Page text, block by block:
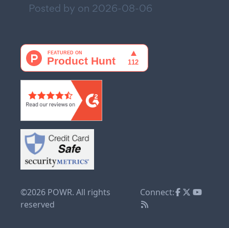
Posted by on 2026-08-06
©2026 POWR. All rights
reserved
Connect: